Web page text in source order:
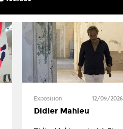
Exposition 12/09/2026
Didier Mahieu